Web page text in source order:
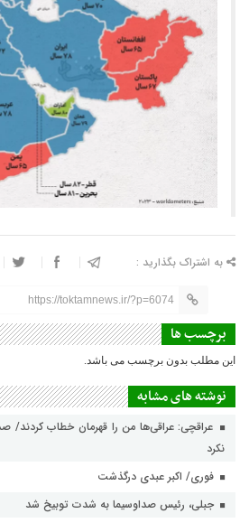
به اشتراک بگذارید :
https://toktamnews.ir/?p=6074
برچسب ها
این مطلب بدون برچسب می باشد.
نوشته های مشابه
عراقچی: عراقی‌ها من را قهرمان خطاب کردند/
نکرد
فوری/ اکبر عبدی درگذشت
جبلی، رئیس صداوسیما به شدت توبیخ شد